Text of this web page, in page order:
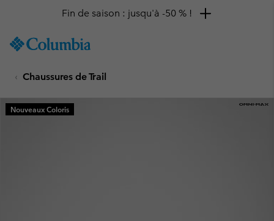
TO
SKIP
MAIN
NAV
Fin de saison : jusqu'à -50 % !
Chaussures de Trail
Nouveaux Coloris